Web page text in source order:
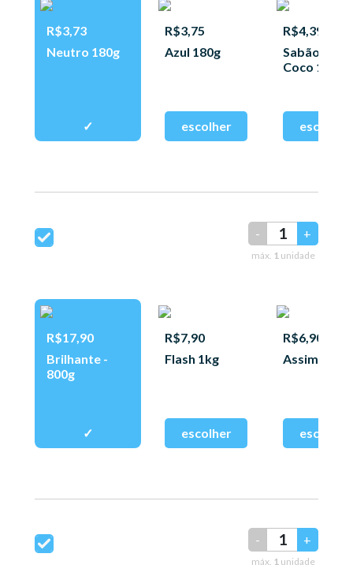
R$3,73
Neutro 180g
R$3,75
Azul 180g
R$4,39
Sabão de
Coco 180g
- +
máx. 1 unidade
R$17,90
Brilhante -
800g
R$7,90
Flash 1kg
R$6,90
Assim 400g
- +
máx. 1 unidade